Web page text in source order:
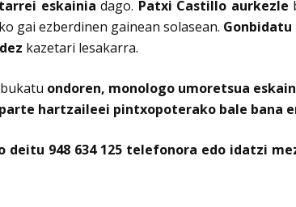
eskainia dago. Patxi Castillo aurkezle
gai ezberdinen gainean solasean.
kazetari lesakarra.
ondoren, monologo umoretsua
hartzaileei pintxopoterako bale bana
deitu 948 634 125 telefonora edo idatzi